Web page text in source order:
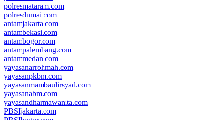
polresmataram.com
polresdumai.com
antamjakarta.com
antambekasi.com
antambogor.com
antampalembang.com
antammedan.com
yayasanarrohmah.com
yayasanpkbm.com
yayasanmambaulirsyad.com
yayasanabm.com
yayasandharmawanita.com
PBSIjakarta.com